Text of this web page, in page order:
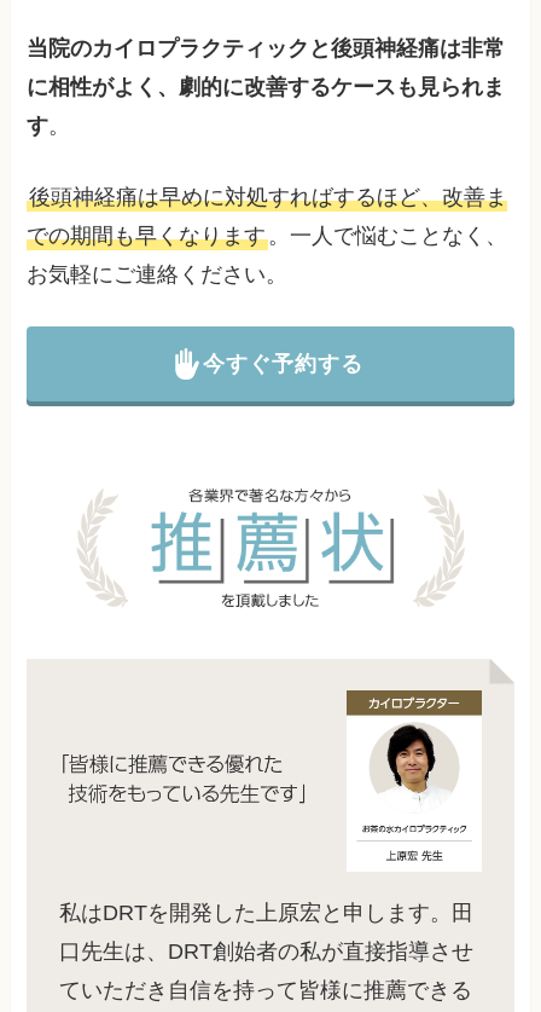
当院のカイロプラクティックと後頭神経痛は非常
に相性がよく、劇的に改善するケースも見られま
す。
後頭神経痛は早めに対処すればするほど、改善ま
での期間も早くなります。一人で悩むことなく、
お気軽にご連絡ください。
今すぐ予約する
私はDRTを開発した上原宏と申します。田
口先生は、DRT創始者の私が直接指導させ
ていただき自信を持って皆様に推薦できる